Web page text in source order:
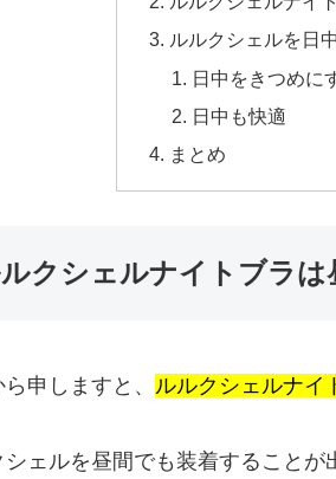
ルルクシェルを日
日中をきつめに
日中も快適
まとめ
クシェルナイトブラは
申しますと、 ルルクシェルナイ
シェルを昼間でも装着すること